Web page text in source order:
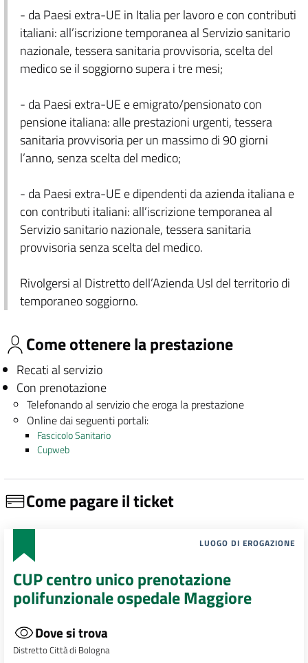
- da Paesi extra-UE in Italia per lavoro e con contributi
italiani: all’iscrizione temporanea al Servizio sanitario
nazionale, tessera sanitaria provvisoria, scelta del
medico se il soggiorno supera i tre mesi;
- da Paesi extra-UE e emigrato/pensionato con
pensione italiana: alle prestazioni urgenti, tessera
sanitaria provvisoria per un massimo di 90 giorni
l’anno, senza scelta del medico;
- da Paesi extra-UE e dipendenti da azienda italiana e
con contributi italiani: all’iscrizione temporanea al
Servizio sanitario nazionale, tessera sanitaria
provvisoria senza scelta del medico.
Rivolgersi al Distretto dell’Azienda Usl del territorio di
temporaneo soggiorno.
Come ottenere la prestazione
Recati al servizio
Con prenotazione
Telefonando al servizio che eroga la prestazione
Online dai seguenti portali:
Fascicolo Sanitario
Cupweb
Come pagare il ticket
LUOGO DI EROGAZIONE
CUP centro unico prenotazione
polifunzionale ospedale Maggiore
Dove si trova
Distretto Città di Bologna